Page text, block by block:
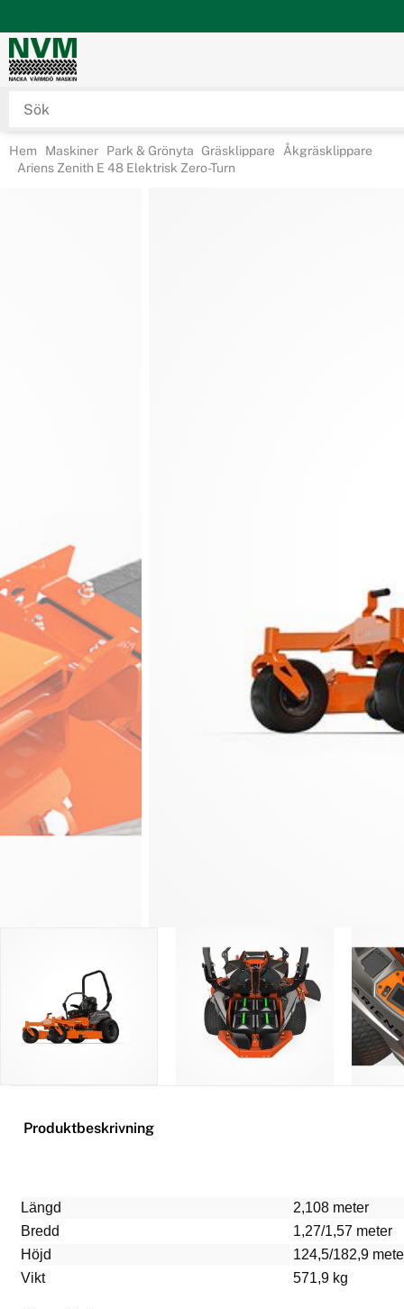
Hem Maskiner Park & Grönyta Gräsklippare
Åkgräsklippare
Ariens Zenith E 48 Elektrisk Zero-Turn
Produktbeskrivning
Längd
2,108 meter
Bredd
1,27/1,57 meter
Höjd
124,5/182,9
Vikt
571,9 kg